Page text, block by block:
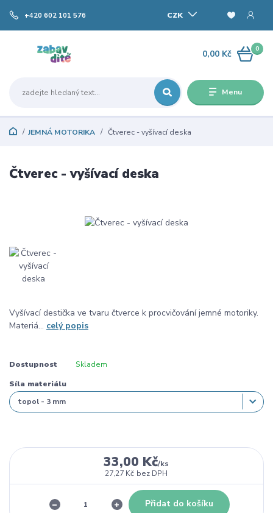
Menu
CZK
+420 602 101 576
0
0,00 Kč
JEMNÁ MOTORIKA Čtverec - vyšívací deska
Čtverec - vyšívací deska
Vyšívací destička ve tvaru čtverce k procvičování jemné motoriky.
Materiá... celý popis
Dostupnost Skladem
Síla materiálu
33,00 Kč/ks
27,27 Kč bez DPH
Přidat do košíku